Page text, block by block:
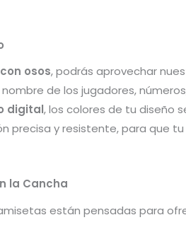
osos, podrás aprovechar
de los jugadores,
digital, los colores de tu diseño
precisa y resistente, para que
la Cancha
están pensadas para